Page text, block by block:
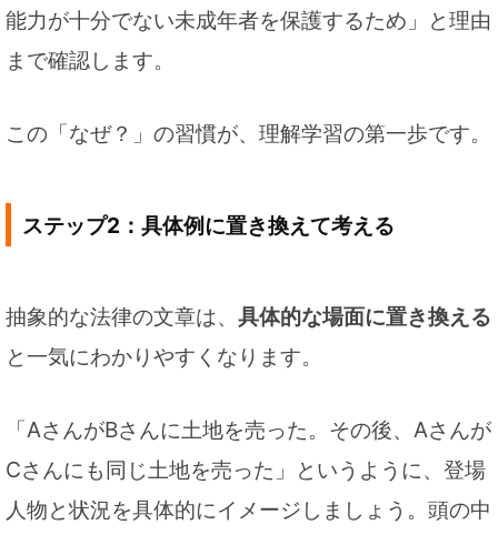
能力が十分でない未成年者を保護するため」と理由
まで確認します。
この「なぜ？」の習慣が、理解学習の第一歩です。
ステップ2：具体例に置き換えて考える
抽象的な法律の文章は、 具体的な場面に置き換える
と一気にわかりやすくなります。
「AさんがBさんに土地を売った。その後、Aさんが
Cさんにも同じ土地を売った」というように、登場
人物と状況を具体的にイメージしましょう。頭の中